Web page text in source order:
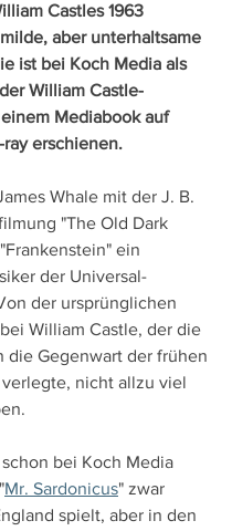
Castles 1963
aber unterhaltsame
ist bei Koch Media als
William Castle-
Mediabook auf
erschienen.
Whale mit der J. B.
"The Old Dark
ein
der Universal-
der ursprünglichen
William Castle, der die
die Gegenwart der frühen
verlegte, nicht allzu viel
bei Koch Media
Mr. Sardonicus" zwar
spielt, aber in den